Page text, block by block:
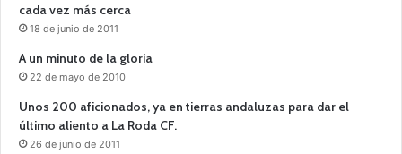
cada vez más cerca
18 de junio de 2011
A un minuto de la gloria
22 de mayo de 2010
Unos 200 aficionados, ya en tierras andaluzas para dar el
último aliento a La Roda CF.
26 de junio de 2011